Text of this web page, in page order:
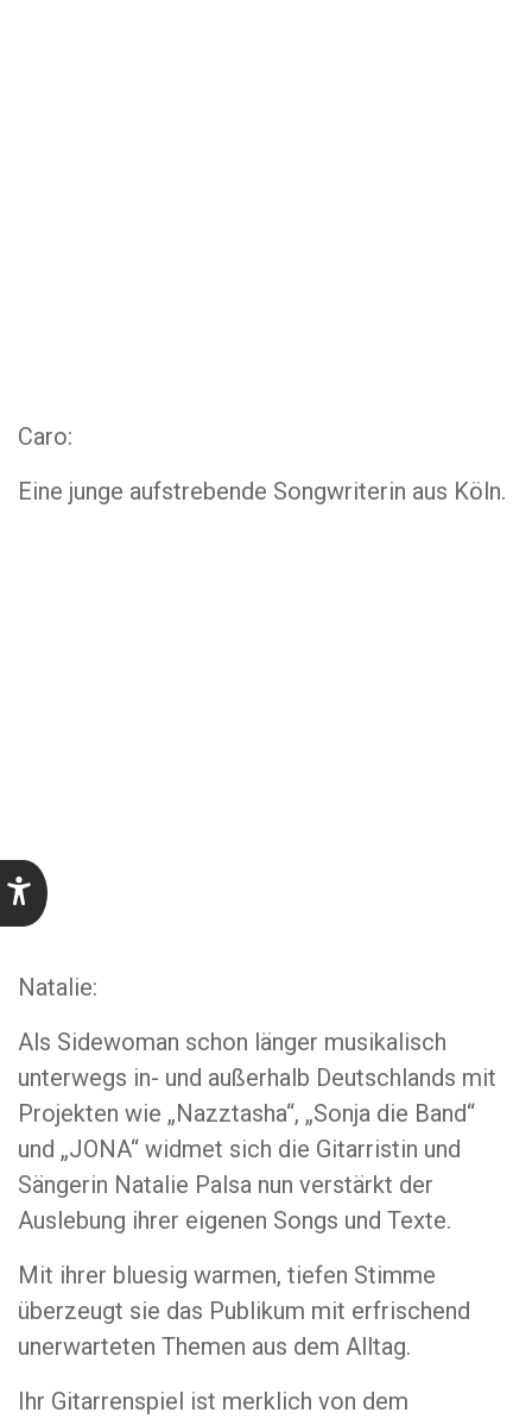
Caro:
Eine junge aufstrebende Songwriterin aus Köln.
Natalie:
Als Sidewoman schon länger musikalisch
unterwegs in- und außerhalb Deutschlands mit
Projekten wie „Nazztasha“, „Sonja die Band“
und „JONA“ widmet sich die Gitarristin und
Sängerin Natalie Palsa nun verstärkt der
Auslebung ihrer eigenen Songs und Texte.
Mit ihrer bluesig warmen, tiefen Stimme
überzeugt sie das Publikum mit erfrischend
unerwarteten Themen aus dem Alltag.
Ihr Gitarrenspiel ist merklich von dem